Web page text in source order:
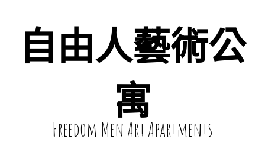
自由人藝術公
寓
Freedom Men Art Apartments